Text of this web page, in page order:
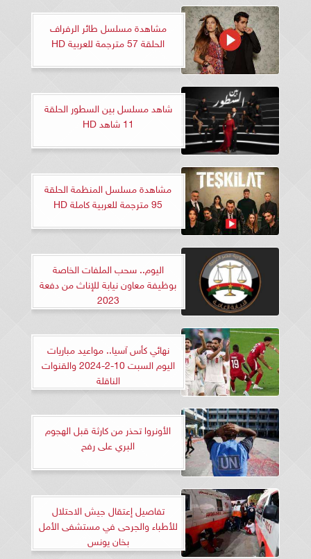
مشاهدة مسلسل طائر الرفراف
الحلقة 57 مترجمة للعربية HD
شاهد مسلسل بين السطور الحلقة
11 شاهد HD
مشاهدة مسلسل المنظمة الحلقة
95 مترجمة للعربية كاملة HD
اليوم.. سحب الملفات الخاصة
بوظيفة معاون نيابة للإناث من دفعة
2023
نهائي كأس آسيا.. مواعيد مباريات
اليوم السبت 10-2-2024 والقنوات
الناقلة
الأونروا تحذر من كارثة قبل الهجوم
البري على رفح
تفاصيل إعتقال جيش الاحتلال
للأطباء والجرحى في مستشفى الأمل
بخان يونس